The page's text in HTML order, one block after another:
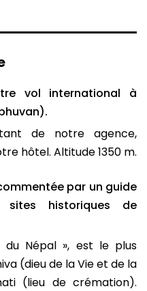
vol international à
de notre agence,
hôtel. Altitude 1350 m.
par un guide
sites historiques de
du Népal », est le plus
(dieu de la Vie et de la
(lieu de crémation).